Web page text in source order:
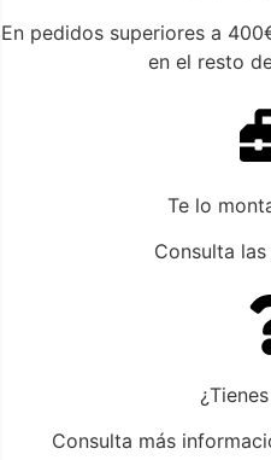
En pedidos superiores a
en el resto
Te lo
Consulta
Consulta más